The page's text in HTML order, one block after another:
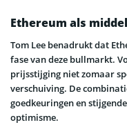
Ethereum als
Tom Lee benadrukt dat
fase van deze bullmarkt.
prijsstijging niet zomaar
verschuiving. De
goedkeuringen en
optimisme.